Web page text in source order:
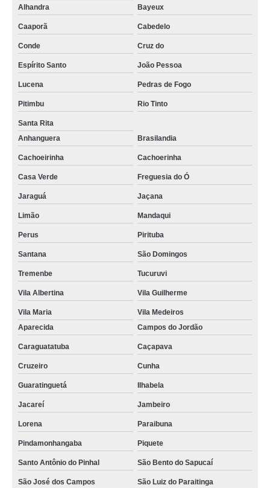
Alhandra
Bayeux
Caaporã Cabedelo
Conde Cruz do
Espírito Santo João Pessoa
Lucena Pedras de Fogo
Pitimbu Rio Tinto
Santa Rita
Anhanguera
Brasilandia
Cachoeirinha Cachoerinha
Casa Verde Freguesia do Ó
Jaraguá Jaçana
Limão Mandaqui
Perus Pirituba
Santana São Domingos
Tremenbe Tucuruvi
Vila Albertina Vila Guilherme
Vila Maria
Vila Medeiros
Aparecida
Campos do Jordão
Caraguatatuba Caçapava
Cruzeiro Cunha
Guaratinguetá Ilhabela
Jacareí Jambeiro
Lorena Paraibuna
Pindamonhangaba Piquete
Santo Antônio do Pinhal São Bento do Sapucaí
São José dos Campos São Luiz do Paraitinga